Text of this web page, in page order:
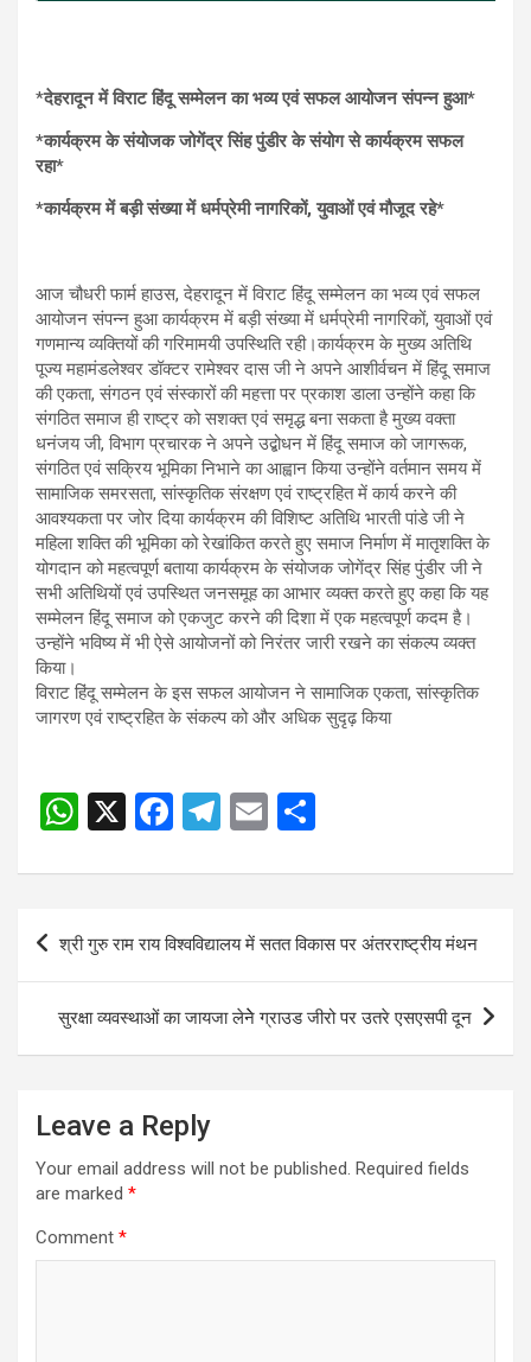
*देहरादून में विराट हिंदू सम्मेलन का भव्य एवं सफल आयोजन संपन्न हुआ*
*कार्यक्रम के संयोजक जोगेंद्र सिंह पुंडीर के संयोग से कार्यक्रम सफल
रहा*
*कार्यक्रम में बड़ी संख्या में धर्मप्रेमी नागरिकों, युवाओं एवं मौजूद रहे*
आज चौधरी फार्म हाउस, देहरादून में विराट हिंदू सम्मेलन का भव्य एवं सफल
आयोजन संपन्न हुआ कार्यक्रम में बड़ी संख्या में धर्मप्रेमी नागरिकों, युवाओं एवं
गणमान्य व्यक्तियों की गरिमामयी उपस्थिति रही।कार्यक्रम के मुख्य अतिथि
पूज्य महामंडलेश्वर डॉक्टर रामेश्वर दास जी ने अपने आशीर्वचन में हिंदू समाज
की एकता, संगठन एवं संस्कारों की महत्ता पर प्रकाश डाला उन्होंने कहा कि
संगठित समाज ही राष्ट्र को सशक्त एवं समृद्ध बना सकता है मुख्य वक्ता
धनंजय जी, विभाग प्रचारक ने अपने उद्बोधन में हिंदू समाज को जागरूक,
संगठित एवं सक्रिय भूमिका निभाने का आह्वान किया उन्होंने वर्तमान समय में
सामाजिक समरसता, सांस्कृतिक संरक्षण एवं राष्ट्रहित में कार्य करने की
आवश्यकता पर जोर दिया कार्यक्रम की विशिष्ट अतिथि भारती पांडे जी ने
महिला शक्ति की भूमिका को रेखांकित करते हुए समाज निर्माण में मातृशक्ति के
योगदान को महत्वपूर्ण बताया कार्यक्रम के संयोजक जोगेंद्र सिंह पुंडीर जी ने
सभी अतिथियों एवं उपस्थित जनसमूह का आभार व्यक्त करते हुए कहा कि यह
सम्मेलन हिंदू समाज को एकजुट करने की दिशा में एक महत्वपूर्ण कदम है।
उन्होंने भविष्य में भी ऐसे आयोजनों को निरंतर जारी रखने का संकल्प व्यक्त
किया।
विराट हिंदू सम्मेलन के इस सफल आयोजन ने सामाजिक एकता, सांस्कृतिक
जागरण एवं राष्ट्रहित के संकल्प को और अधिक सुदृढ़ किया
PostW
at
s
A
p
p
X
F
ce
b
o
o
k
T
e
gr
a
m
E
ail ar
Post
navigation
श्री गुरु राम राय विश्वविद्यालय में सतत विकास पर अंतरराष्ट्रीय मंथन
सुरक्षा व्यवस्थाओं का जायजा लेनेे ग्राउड जीरो पर उतरे एसएसपी दून
Leave a Reply
Your email address will not be published. Required fields
are marked *
Comment *